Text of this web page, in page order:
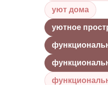
уют дома
уютное